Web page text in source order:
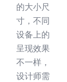
的大小尺
寸，不同
设备上的
呈现效果
不一样，
设计师需